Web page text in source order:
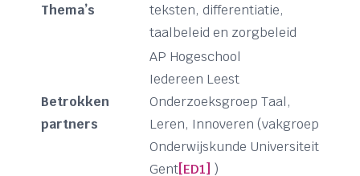
Thema’s
teksten, differentiatie,
taalbeleid en zorgbeleid
Betrokken
partners
AP Hogeschool
Iedereen Leest
Onderzoeksgroep Taal,
Leren, Innoveren (vakgroep
Onderwijskunde Universiteit
Gent[ED1] )